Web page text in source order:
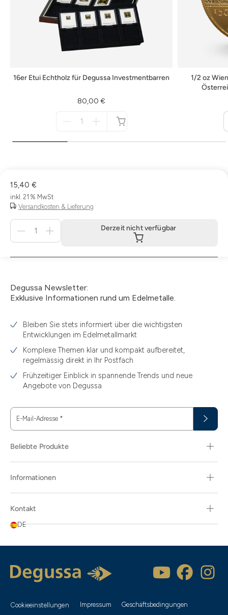
16er Etui Echtholz für Degussa Investmentbarren
80,00 €
verfügbar
1/2 oz
15,40 €
inkl. 21 % MwSt
Versandkosten & Lieferung
Derzeit
verfügbar
Derzeit nicht verfügbar
Degussa Newsletter:
Exklusive Informationen rund um Edelmetalle.
Bleiben Sie stets informiert über die wichtigsten
Entwicklungen im Edelmetallmarkt
Komplexe Themen klar und kompakt aufbereitet,
regelmässig direkt in Ihr Postfach
Frühzeitiger Einblick in spannende Trends und neue
Angebote von Degussa
E-Mail-Adresse *
Beliebte Produkte
Informationen
Kontakt
DE
Cookieeinstellungen Impressum Geschäftsbedingungen